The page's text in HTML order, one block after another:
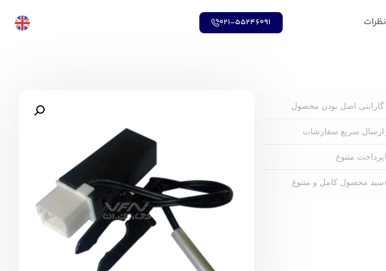
نظرات 021-55246091
گارانتی اصل بودن محصول
ارسال سریع سفارشات
پرداخت متنوع
سبد محصول کامل و متنوع